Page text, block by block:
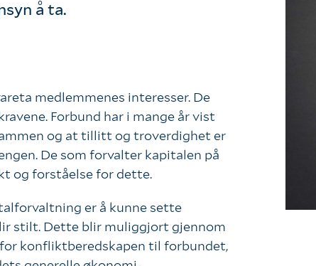
Logg inn
å ta.
medlemmenes interesser. De
Forbund har i mange år vist
og at tillitt og troverdighet er
De som forvalter kapitalen på
og forståelse for dette.
er å kunne sette
stilt. Dette blir muliggjort gjennom
konfliktberedskapen til forbundet,